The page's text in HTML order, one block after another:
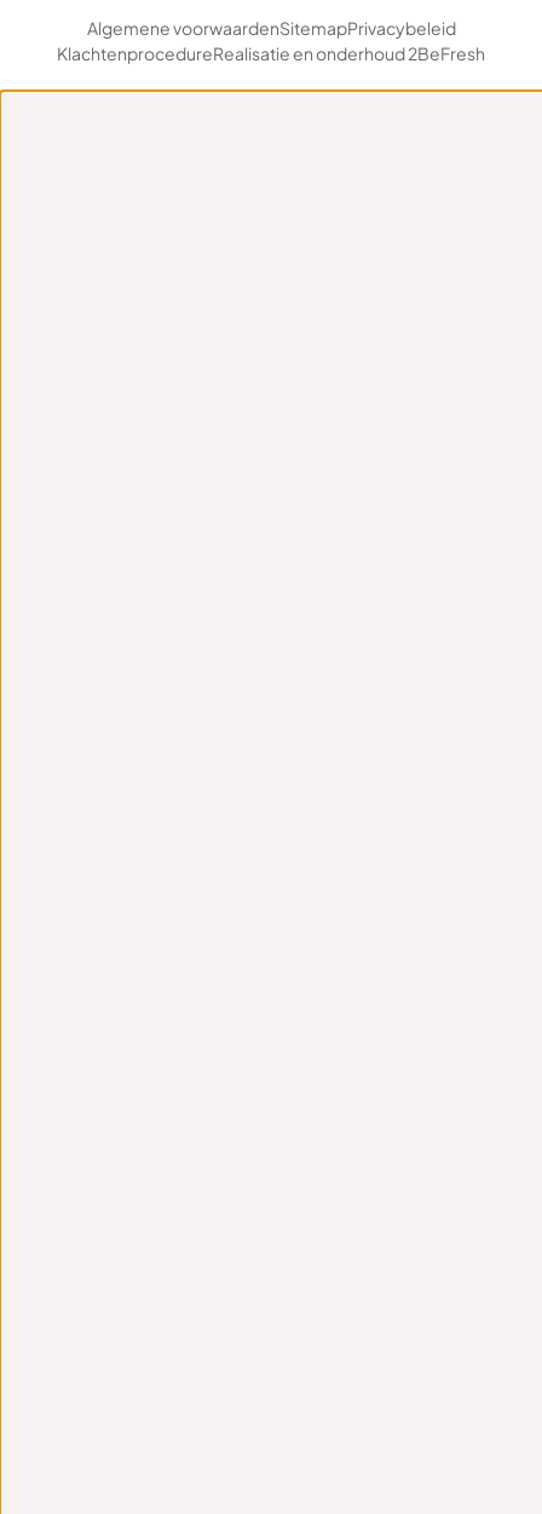
Algemene voorwaardenSitemapPrivacybeleid
KlachtenprocedureRealisatie en onderhoud 2BeFresh